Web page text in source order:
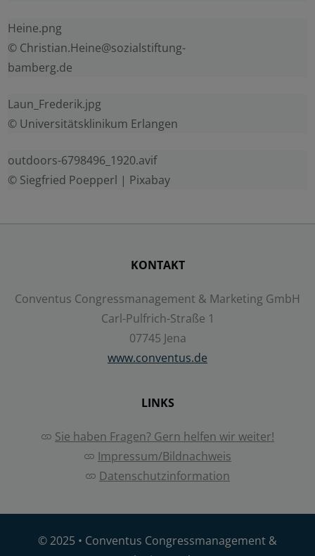
Heine.png
© Christian.Heine@sozialstiftung-
bamberg.de
Laun_Frederik.jpg
© Universitätsklinikum Erlangen
outdoors-6798496_1920.avif
© Siegfried Poepperl | Pixabay
KONTAKT
Conventus Congressmanagement & Marketing GmbH
Carl-Pulfrich-Straße 1
07745 Jena
www.conventus.de
LINKS
Sie haben Fragen? Gern helfen wir weiter!
Impressum/Bildnachweis
Datenschutzinformation
© 2025 • Conventus Congressmanagement &
Statistisch
Ablehnen
Impressum |Datenschutz